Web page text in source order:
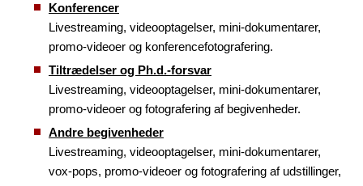
Konferencer
Livestreaming, videooptagelser, mini-dokumentarer,
promo-videoer og konferencefotografering.
Tiltrædelser og Ph.d.-forsvar
Livestreaming, videooptagelser, mini-dokumentarer,
promo-videoer og fotografering af begivenheder.
Andre begivenheder
Livestreaming, videooptagelser, mini-dokumentarer,
vox-pops, promo-videoer og fotografering af udstillinger,